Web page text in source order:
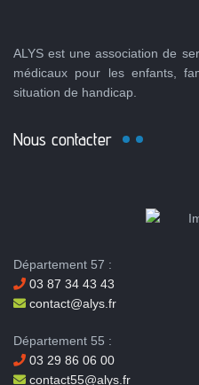
ALYS est une association de
médicaux pour les enfants,
situation de handicap.
Nous contacter
Département 57 :
03 87 34 43 43
contact@alys.fr
Département 55 :
03 29 86 06 00
contact55@alys.fr